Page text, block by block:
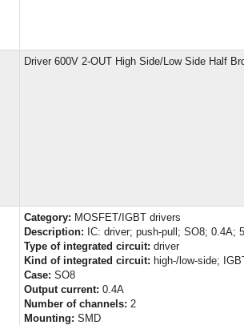
Driver 600V 2-OUT High Side/Low Side Half
Category: MOSFET/IGBT drivers
Description: IC: driver; push-pull; SO8; 0.4A;
Type of integrated circuit: driver
Kind of integrated circuit: high-/low-side;
Case: SO8
Output current: 0.4A
Number of channels: 2
Mounting: SMD